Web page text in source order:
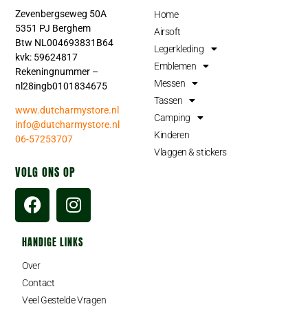
Zevenbergseweg 50A
5351 PJ Berghem
Btw NL004693831B64
kvk: 59624817
Rekeningnummer –
nl28ingb0101834675
www.dutcharmystore.nl
info@dutcharmystore.nl
06-57253707
VOLG ONS OP
Home
Airsoft
Legerkleding
Emblemen
Messen
Tassen
Camping
Kinderen
Vlaggen & stickers
HANDIGE LINKS
Over
Contact
Veel Gestelde Vragen